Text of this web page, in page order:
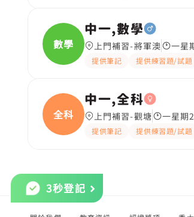
數學
中一,數學
上門補習-將軍澳 一星
提供筆記 提供練習題/試題
全科
中一,全科
上門補習-觀塘 一星期
提供筆記 提供練習題/試題
3秒登記